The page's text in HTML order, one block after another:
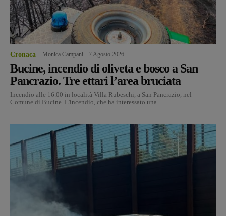
Cronaca Monica Campani 7 Agosto 2026
Bucine, incendio di oliveta e bosco a San
Pancrazio. Tre ettari l’area bruciata
Incendio alle 16.00 in località Villa Rubeschi, a San Pancrazio, nel
Comune di Bucine. L'incendio, che ha interessato una...